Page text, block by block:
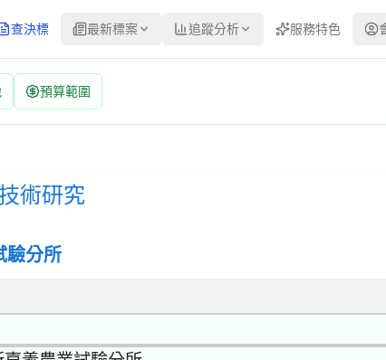
查決標 最新標案 追蹤分析 服務特色
預算範圍
：1150405 | 公開取得報價單或企劃書 公告
得報價單或企劃書 | 決標方式：最低標 | 資料來源：
術研究
驗分所